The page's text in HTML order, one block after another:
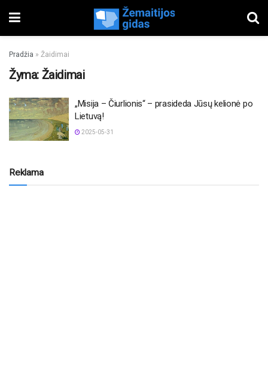
Pradžia » Žaidimai
Žyma: Žaidimai
„Misija – Čiurlionis“ – prasideda Jūsų kelionė po
Lietuvą!
2025-05-31
Reklama